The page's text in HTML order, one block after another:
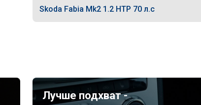
Skoda Fabia Mk2 1.2 HTP 70 л.с
Лучше подхват -